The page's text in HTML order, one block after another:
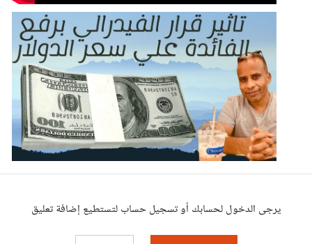
يرجى الدخول لحسابك أو تسجيل حساب لتستطيع إضافة تعليق